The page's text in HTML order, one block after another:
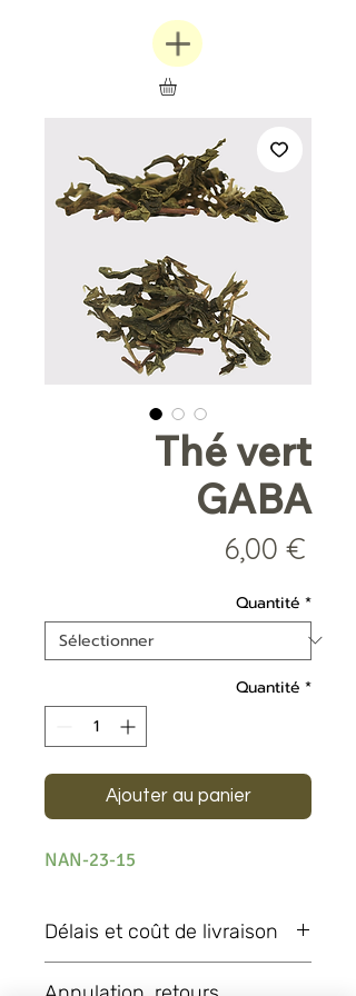
Thé vert
GABA
6,00 €
Quantité *
Quantité *
Ajouter au panier
NAN-23-15
Délais et coût de livraison